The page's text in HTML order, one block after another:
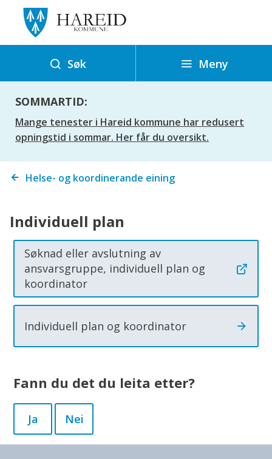
r
i
k
o
m
u
Søk Meny
SOMMARTID:
Mange tenester i Hareid kommune har redusert
opningstid i sommar. Her får du oversikt.
Du Helse- og koordinerande eining
Individuell plan
Søknad eller avslutning av
ansvarsgruppe, individuell plan og
koordinator
Individuell plan og koordinator
Fann du det du leita etter?
Ja Nei